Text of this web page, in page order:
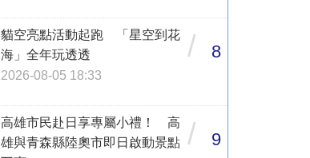
貓空亮點活動起跑 「星空到花
海」全年玩透透
2026-08-05 18:33
/ 8
高雄市民赴日享專屬小禮！ 高
雄與青森縣陸奧市即日啟動景點 / 9